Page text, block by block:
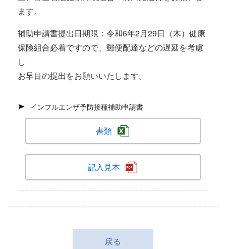
ます。
補助申請書提出日期限：令和6年2月29日（木）健康
保険組合必着ですので、郵便配達などの遅延を考慮
し
お早目の提出をお願いいたします。
インフルエンザ予防接種補助申請書
書類
記入見本
戻る